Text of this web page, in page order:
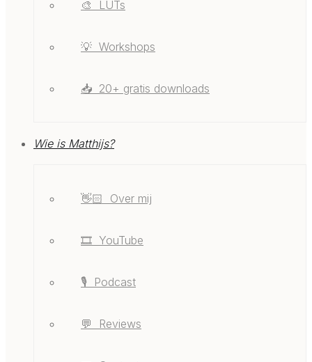
🎨 ‎ ‎LUTs
💡 ‎ ‎Workshops
📥 ‎ ‎20+ gratis downloads
Wie is Matthijs?
👋🏻 ‎ ‎Over mij
🎞️ ‎ ‎YouTube
🎙️ ‎ ‎Podcast
💬 ‎ ‎Reviews